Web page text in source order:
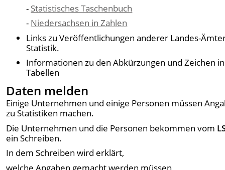
- Statistisches Taschenbuch
- Niedersachsen in Zahlen
Links zu Veröffentlichungen anderer Landes-
Statistik.
Informationen zu den Abkürzungen und Zeichen
Tabellen
Daten melden
Einige Unternehmen und einige Personen müssen
zu Statistiken machen.
Die Unternehmen und die Personen bekommen vom
ein Schreiben.
In dem Schreiben wird erklärt,